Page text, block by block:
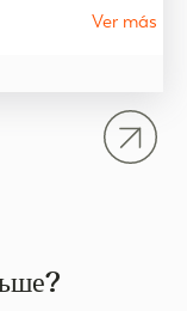
связанный с
на
качество
Ver más